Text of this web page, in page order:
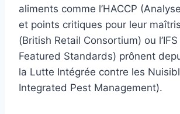
aliments comme l’HACCP
et points critiques pour leur
(British Retail Consortium) ou
Featured Standards) prônent
la Lutte Intégrée contre les
Integrated Pest Management).